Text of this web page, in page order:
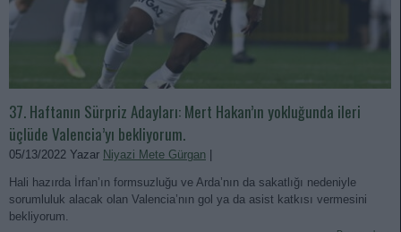
37. Haftanın Sürpriz Adayları: Mert Hakan’ın yokluğunda ileri
üçlüde Valencia’yı bekliyorum.
05/13/2022 Yazar Niyazi Mete Gürgan
Hali hazırda İrfan’ın formsuzluğu ve Arda’nın da sakatlığı nedeniyle
sorumluluk alacak olan Valencia’nın gol ya da asist katkısı vermesini
bekliyorum.